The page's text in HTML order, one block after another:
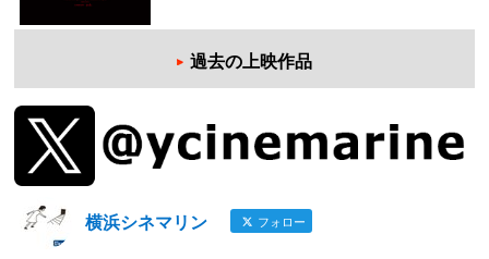
過去の上映作品
横浜シネマリン フォロー